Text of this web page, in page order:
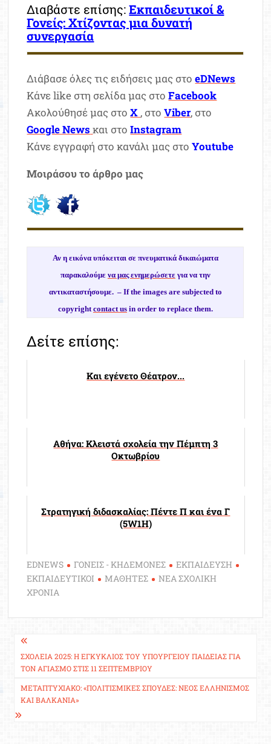
Διαβάστε επίσης: Εκπαιδευτικοί &
Γονείς: Χτίζοντας μια δυνατή
συνεργασία
Διάβασε όλες τις ειδήσεις μας στοeDNews
Κάνε like στη σελίδα μας στοFacebook
Ακολούθησέ μας στοX , στοViber, στο
Google News και στοInstagram
Κάνε εγγραφή στο κανάλι μας στοYoutube
Μοιράσου το άρθρο μας
Αν η εικόνα υπόκειται σε πνευματικά δικαιώματα
παρακαλούμε να μας ενημερώσετεγια να την
αντικαταστήσουμε. – If the images are subjected to
copyright contact usin order to replace them.
Δείτε επίσης:
Και εγένετο Θέατρον...
Αθήνα: Κλειστά σχολεία την Πέμπτη 3
Οκτωβρίου
Στρατηγική διδασκαλίας: Πέντε Π και ένα Γ
(5W1H)
EDNEWS ΓΟΝΕΙΣ - ΚΗΔΕΜΟΝΕΣ
ΕΚΠΑΙΔΕΥΣΗ
ΕΚΠΑΙΔΕΥΤΙΚΟΙ
ΜΑΘΗΤΕΣ
ΝΕΑ ΣΧΟΛΙΚΗ
ΧΡΟΝΙΑ
Πλοήγηση
άρθρων
ΣΧΟΛΕΊΑ 2025: Η ΕΓΚΎΚΛΙΟΣ ΤΟΥ ΥΠΟΥΡΓΕΊΟΥ ΠΑΙΔΕΊΑΣ ΓΙΑ
ΤΟΝ ΑΓΙΑΣΜΌ ΣΤΙΣ 11 ΣΕΠΤΕΜΒΡΊΟΥ
ΜΕΤΑΠΤΥΧΙΑΚΌ: «ΠΟΛΙΤΙΣΜΙΚΈΣ ΣΠΟΥΔΈΣ: ΝΈΟΣ ΕΛΛΗΝΙΣΜΌΣ
ΚΑΙ ΒΑΛΚΆΝΙΑ»